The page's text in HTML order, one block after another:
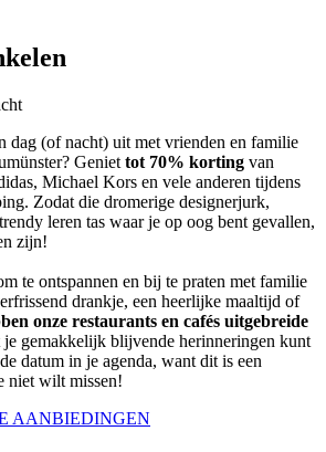
dag (of nacht) uit met vrienden en familie
Geniet tot 70% korting van
Michael Kors en vele anderen tijdens
Zodat die dromerige designerjurk,
leren tas waar je op oog bent gevallen,
zijn!
te ontspannen en bij te praten met familie
drankje, een heerlijke maaltijd of
onze restaurants en cafés uitgebreide
je gemakkelijk blijvende herinneringen kunt
datum in je agenda, want dit is een
niet wilt missen!
AANBIEDINGEN